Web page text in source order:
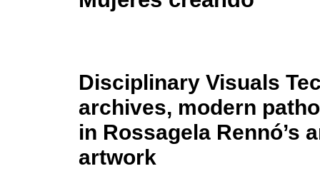
Disciplinary Visuals
archives, modern
in Rossagela Rennó’s
artwork